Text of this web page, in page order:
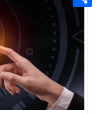
n
g
e
r
e
r
r
e
s
t
a
e
d
d
i
t
C
o
m
p
a